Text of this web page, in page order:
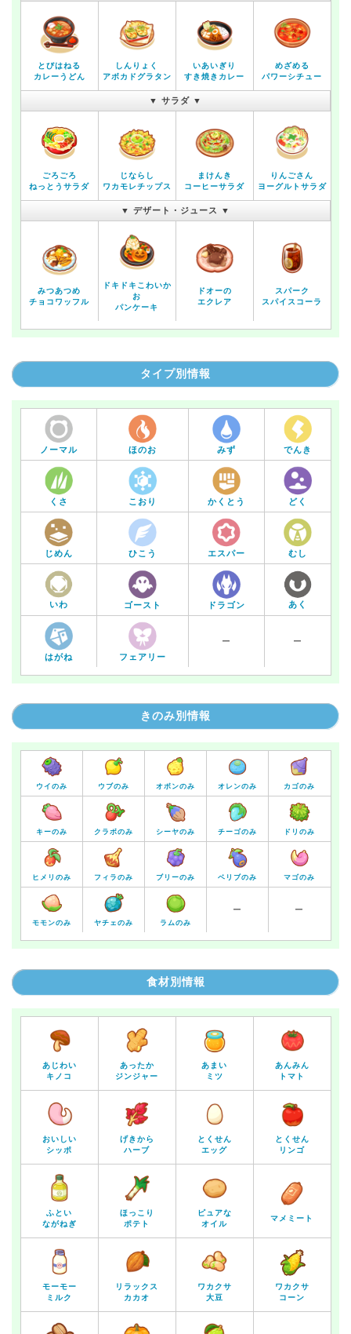
とびはねる
カレーうどん
しんりょく
アボカドグラタン
いあいぎり
すき焼きカレー
めざめる
パワーシチュー
▼ サラダ ▼
ごろごろ
ねっとうサラダ
じならし
ワカモレチップス
まけんき
コーヒーサラダ
りんごさん
ヨーグルトサラダ
▼ デザート・ジュース ▼
みつあつめ
チョコワッフル
ドキドキこわいか
お
パンケーキ
ドオーの
エクレア
スパーク
スパイスコーラ
タイプ別情報
ノーマル ほのお みず でんき
くさ こおり かくとう どく
じめん ひこう エスパー むし
いわ ゴースト ドラゴン あく
はがね フェアリー
ー ー
きのみ別情報
ウイのみ ウブのみ オボンのみ オレンのみ カゴのみ
キーのみ クラボのみ シーヤのみ チーゴのみ ドリのみ
ヒメリのみ フィラのみ ブリーのみ ベリブのみ マゴのみ
モモンのみ ヤチェのみ ラムのみ
ー ー
食材別情報
あじわい
キノコ
あったか
ジンジャー
あまい
ミツ
あんみん
トマト
おいしい
シッポ
げきから
ハーブ
とくせん
エッグ
とくせん
リンゴ
ふとい
ながねぎ
ほっこり
ポテト
ピュアな
オイル
マメミート
モーモー
ミルク
リラックス
カカオ
ワカクサ
大豆
ワカクサ
コーン